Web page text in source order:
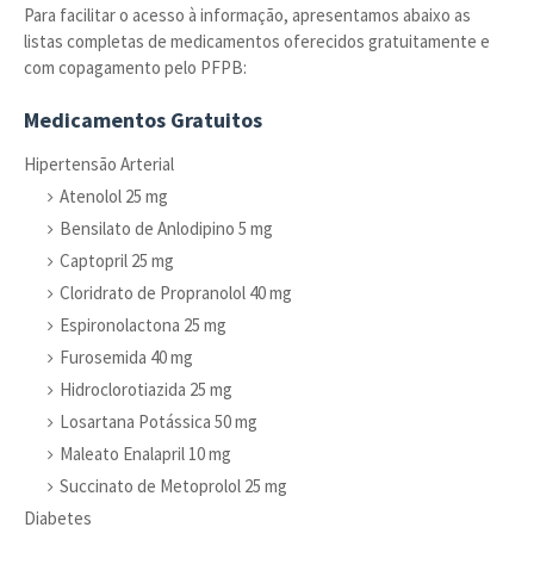
Para facilitar o acesso à informação, apresentamos abaixo as
listas completas de medicamentos oferecidos gratuitamente e
com copagamento pelo PFPB:
Medicamentos Gratuitos
Hipertensão Arterial
Atenolol 25 mg
Bensilato de Anlodipino 5 mg
Captopril 25 mg
Cloridrato de Propranolol 40 mg
Espironolactona 25 mg
Furosemida 40 mg
Hidroclorotiazida 25 mg
Losartana Potássica 50 mg
Maleato Enalapril 10 mg
Succinato de Metoprolol 25 mg
Diabetes